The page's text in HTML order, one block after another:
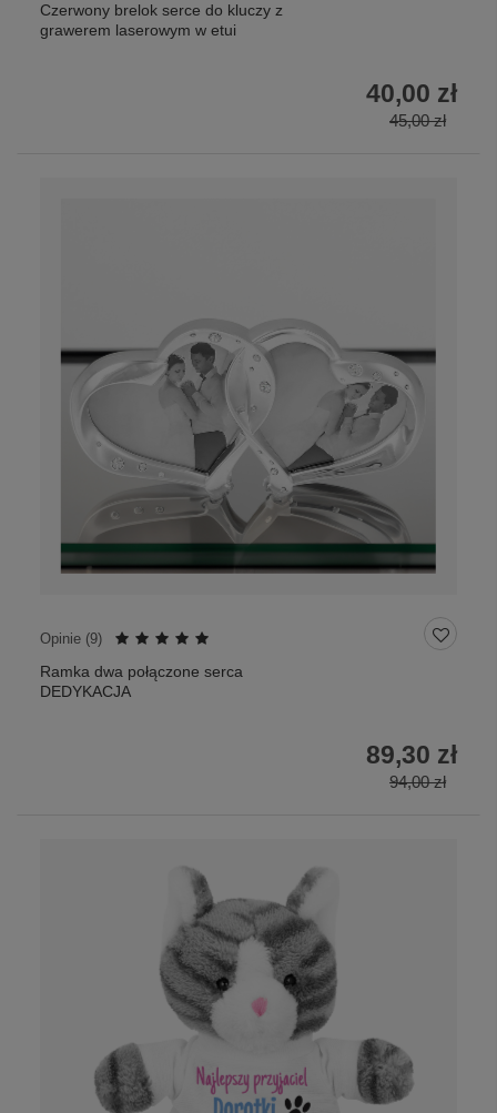
Czerwony brelok serce do kluczy z
grawerem laserowym w etui
45,00 zł
40,00 zł
Opinie (9)
Ramka dwa połączone serca
DEDYKACJA
94,00 zł
89,30 zł